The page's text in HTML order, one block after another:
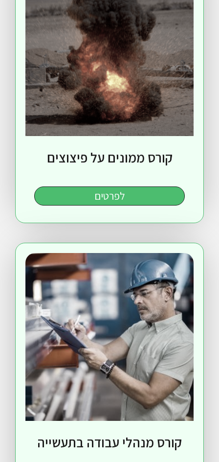
ממונים על פיצוצים
מנהלי עבודה בתעשייה